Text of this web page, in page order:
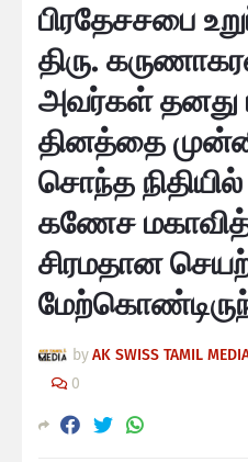
பிரதேசசபை
திரு.
அவர்கள் தனது
தினத்தை
சொந்த நிதியில்
கணேச
சிரமதான
byAK SWISS TAMIL
0